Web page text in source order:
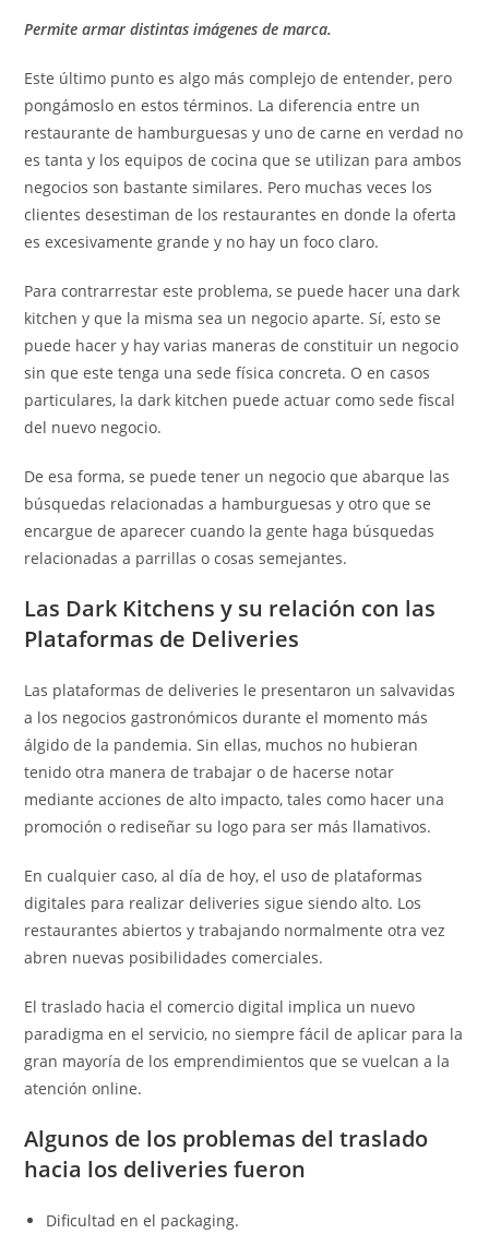
Permite armar distintas imágenes de marca.
Este último punto es algo más complejo de entender, pero
pongámoslo en estos términos. La diferencia entre un
restaurante de hamburguesas y uno de carne en verdad no
es tanta y los equipos de cocina que se utilizan para ambos
negocios son bastante similares. Pero muchas veces los
clientes desestiman de los restaurantes en donde la oferta
es excesivamente grande y no hay un foco claro.
Para contrarrestar este problema, se puede hacer una dark
kitchen y que la misma sea un negocio aparte. Sí, esto se
puede hacer y hay varias maneras de constituir un negocio
sin que este tenga una sede física concreta. O en casos
particulares, la dark kitchen puede actuar como sede fiscal
del nuevo negocio.
De esa forma, se puede tener un negocio que abarque las
búsquedas relacionadas a hamburguesas y otro que se
encargue de aparecer cuando la gente haga búsquedas
relacionadas a parrillas o cosas semejantes.
Las Dark Kitchens y su relación con las
Plataformas de Deliveries
Las plataformas de deliveries le presentaron un salvavidas
a los negocios gastronómicos durante el momento más
álgido de la pandemia. Sin ellas, muchos no hubieran
tenido otra manera de trabajar o de hacerse notar
mediante acciones de alto impacto, tales como hacer una
promoción o rediseñar su logo para ser más llamativos.
En cualquier caso, al día de hoy, el uso de plataformas
digitales para realizar deliveries sigue siendo alto. Los
restaurantes abiertos y trabajando normalmente otra vez
abren nuevas posibilidades comerciales.
El traslado hacia el comercio digital implica un nuevo
paradigma en el servicio, no siempre fácil de aplicar para la
gran mayoría de los emprendimientos que se vuelcan a la
atención online.
Algunos de los problemas del traslado
hacia los deliveries fueron
Dificultad en el packaging.